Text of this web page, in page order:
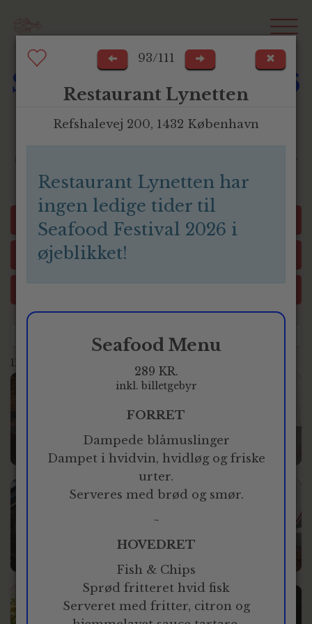
93/111
Restaurant Lynetten
Refshalevej 200, 1432 København
Restaurant Lynetten har
ingen ledige tider til
Seafood Festival 2026 i
øjeblikket!
Seafood Menu
289 KR.
inkl. billetgebyr
FORRET
Dampede blåmuslinger
Dampet i hvidvin, hvidløg og friske
urter.
Serveres med brød og smør.
~
HOVEDRET
Fish & Chips
Sprød fritteret hvid fisk
Serveret med fritter, citron og
Seafood Festival 2026
Er du klar til smagen af sommer?
serveret af nogle af landets dygtigste kokke.
Favoritter
Landsdele
Dato
111 restauranter
Strejf - Restaurant og Bar
UDSOLGT
Stor
Lago
UDSOLGT
Stor
Stor